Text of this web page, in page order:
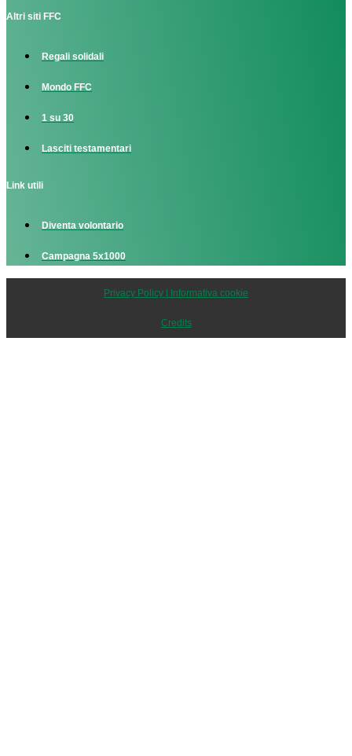
Altri siti FFC
Regali solidali
Mondo FFC
1 su 30
Lasciti testamentari
Link utili
Diventa volontario
Campagna 5x1000
Privacy Policy | Informativa cookie
Credits